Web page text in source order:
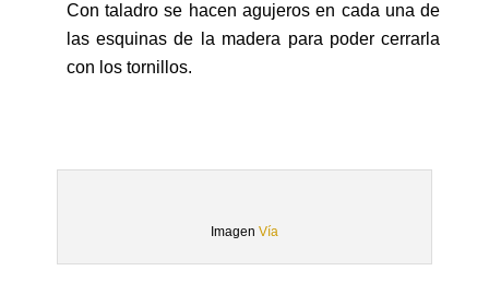
Con taladro se hacen agujeros en cada una de
las esquinas de la madera para poder cerrarla
con los tornillos.
Imagen Vía